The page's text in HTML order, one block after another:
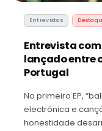
Entrevistas
Entrevista com
lançado entre
Portugal
No primeiro EP,
electrónica e
honestidade